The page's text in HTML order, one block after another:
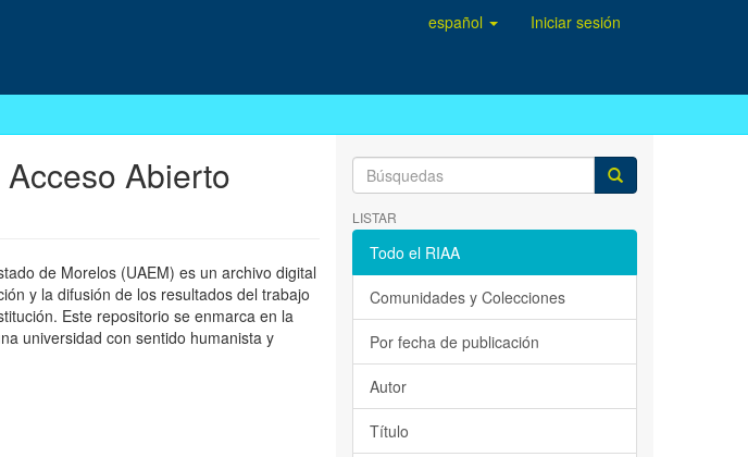
español Iniciar sesión
Abierto
de Morelos (UAEM) es un archivo digital
y la difusión de los resultados del trabajo
Este repositorio se enmarca en la
universidad con sentido humanista y
LISTAR
Todo el RIAA
Comunidades y Colecciones
Por fecha de publicación
Autor
Título